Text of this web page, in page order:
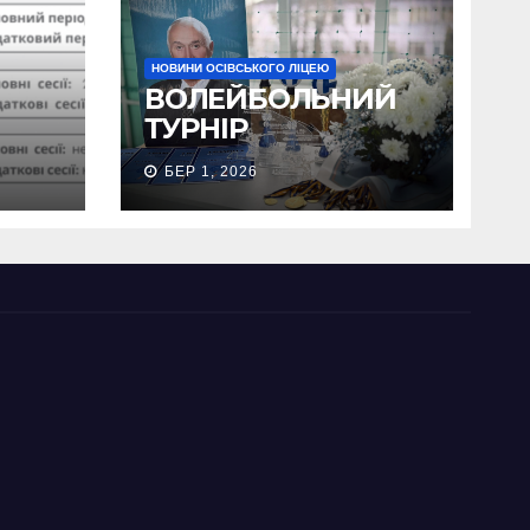
НОВИНИ ОСІВСЬКОГО ЛІЦЕЮ
ВОЛЕЙБОЛЬНИЙ
ТУРНІР
БЕР 1, 2026